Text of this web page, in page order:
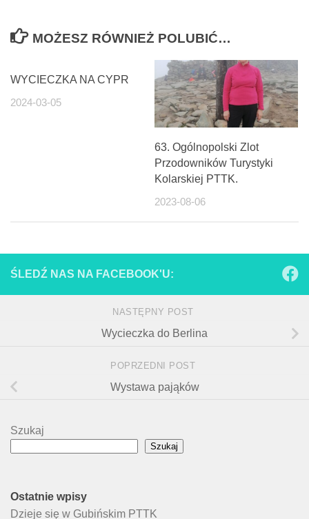
MOŻESZ RÓWNIEŻ POLUBIĆ…
WYCIECZKA NA CYPR
2024-03-05
63. Ogólnopolski Zlot
Przodowników Turystyki
Kolarskiej PTTK.
2023-08-06
ŚLEDŹ NAS NA FACEBOOK'U:
NASTĘPNY POST
Wycieczka do Berlina
POPRZEDNI POST
Wystawa pająków
Szukaj
Szukaj
Ostatnie wpisy
Dzieje się w Gubińskim PTTK